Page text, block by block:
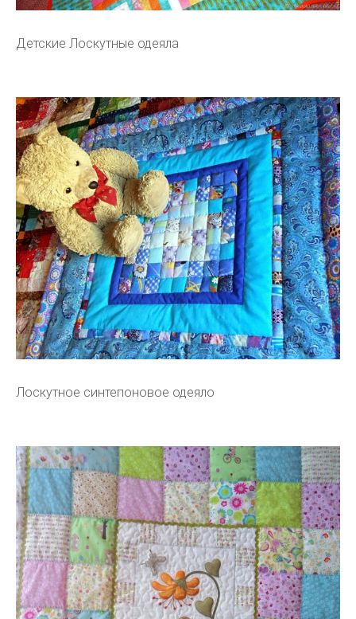
Детские Лоскутные одеяла
Лоскутное синтепоновое одеяло